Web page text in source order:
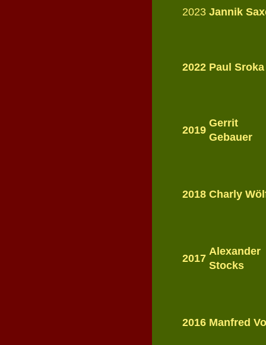
2023 Jannik
2022 Paul Sroka
2019
Gerrit
Gebauer
2018 Charly
2017
Alexander
Stocks
2016 Manfred